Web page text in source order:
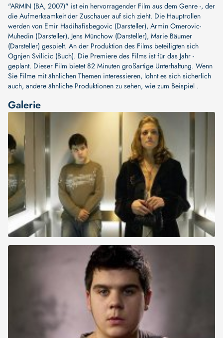
"ARMIN (BA, 2007)" ist ein hervorragender Film aus dem Genre -, der
die Aufmerksamkeit der Zuschauer auf sich zieht. Die Hauptrollen
werden von Emir Hadihafisbegovic (Darsteller), Armin Omerovic-
Muhedin (Darsteller), Jens Münchow (Darsteller), Marie Bäumer
(Darsteller) gespielt. An der Produktion des Films beteiligten sich
Ognjen Svilicic (Buch). Die Premiere des Films ist für das Jahr -
geplant. Dieser Film bietet 82 Minuten großartige Unterhaltung. Wenn
Sie Filme mit ähnlichen Themen interessieren, lohnt es sich sicherlich
auch, andere ähnliche Produktionen zu sehen, wie zum Beispiel .
Galerie